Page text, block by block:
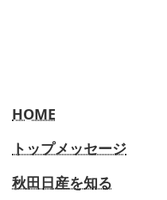
HOME
トップメッセージ
秋田日産を知る